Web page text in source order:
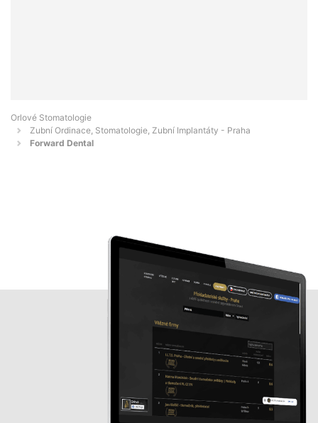
Orlové Stomatologie
Zubní Ordinace, Stomatologie, Zubní Implantáty - Praha
Forward Dental